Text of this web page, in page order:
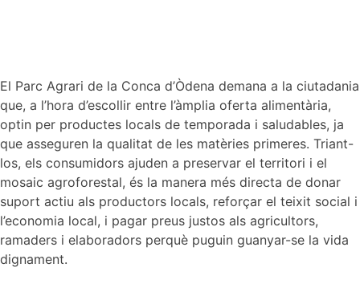
El Parc Agrari de la Conca d’Òdena demana a la ciutadania
que, a l’hora d’escollir entre l’àmplia oferta alimentària,
optin per productes locals de temporada i saludables, ja
que asseguren la qualitat de les matèries primeres. Triant-
los, els consumidors ajuden a preservar el territori i el
mosaic agroforestal, és la manera més directa de donar
suport actiu als productors locals, reforçar el teixit social i
l’economia local, i pagar preus justos als agricultors,
ramaders i elaboradors perquè puguin guanyar-se la vida
dignament.